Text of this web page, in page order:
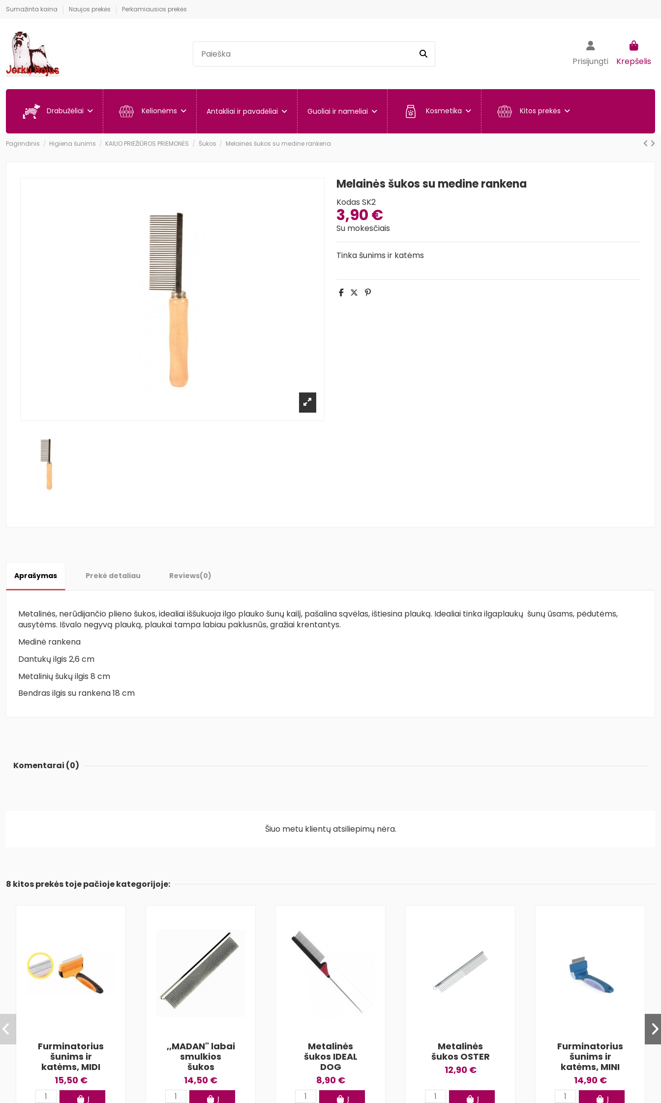
Sumažinta kaina Naujos prekės Perkamiausios prekės
Prisijungti Krepšelis
Drabužėliai Kelionėms Antakliai ir pavadėliai Guoliai ir nameliai Kosmetika Kitos prekės
Pagrindinis Higiena šunims KAILIO PRIEŽIŪROS PRIEMONĖS Šukos Melainės šukos su medine rankena
Melainės šukos su medine rankena
Kodas SK2
3,90 €
Su mokesčiais
Tinka šunims ir katėms
Aprašymas Prekė detaliau Reviews(0)
Metalinės, nerūdijančio plieno šukos, idealiai iššukuoja ilgo plauko šunų kailį, pašalina sąvėlas, ištiesina plauką. Idealiai tinka ilgaplaukų šunų ūsams, pėdutėms,
ausytėms. Išvalo negyvą plauką, plaukai tampa labiau paklusnūs, gražiai krentantys.
Medinė rankena
Dantukų ilgis 2,6 cm
Metalinių šukų ilgis 8 cm
Bendras ilgis su rankena 18 cm
Komentarai (0)
Šiuo metu klientų atsiliepimų nėra.
8 kitos prekės toje pačioje kategorijoje:
Furminatorius
šunims ir
katėms, MIDI
15,50 €
Į
,,MADAN" labai
smulkios
šukos
14,50 €
Į
Metalinės
šukos IDEAL
DOG
8,90 €
Į
Metalinės
šukos OSTER
12,90 €
Į
Furminatorius
šunims ir
katėms, MINI
14,90 €
Į